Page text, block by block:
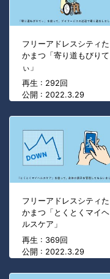
フリーアドレスシティた
かまつ「寄り道もびりて
ぃ」
再生 : 292回
公開 : 2022.3.29
フリーアドレスシティた
かまつ「とくとくマイヘ
ルスケア」
再生 : 369回
公開 : 2022.3.29